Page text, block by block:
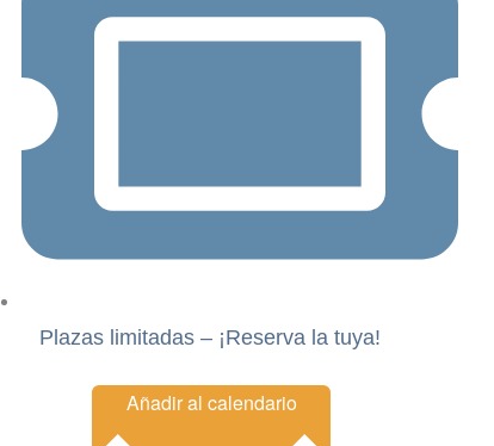
Plazas limitadas – ¡Reserva la tuya!